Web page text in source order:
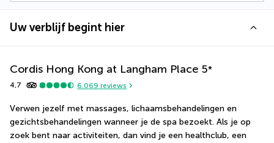
Uw verblijf begint hier
Cordis Hong Kong at Langham Place 5*
4,7 6.069 reviews
Verwen jezelf met massages, lichaamsbehandelingen en
gezichtsbehandelingen wanneer je de spa bezoekt. Als je op
zoek bent naar activiteiten, dan vind je een healthclub, een